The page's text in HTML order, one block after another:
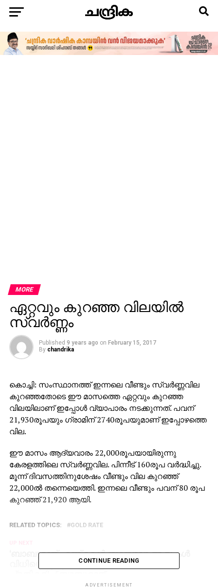
MORE
ഏറ്റവും കുറഞ്ഞ വിലയില്‍
സ്വര്‍ണ്ണം
Published 9 years ago on February 15, 2017
By chandrika
കൊച്ചി: സംസ്ഥാനത്ത് ഇന്നലെ വീണ്ടും സ്വര്‍ണ്ണവില
കുറഞ്ഞതോടെ ഈ മാസത്തെ ഏറ്റവും കുറഞ്ഞ
വിലയിലാണ് ഇപ്പോള്‍ വ്യാപാരം നടക്കുന്നത്. പവന്
21,930രൂപയും ഗ്രാമിന് 2740രൂപയുമാണ് ഇപ്പോഴത്തെ
വില.
ഈ മാസം ആദ്യവാരം 22,000രൂപയായിരുന്നു
കേരളത്തിലെ സ്വര്‍ണ്ണവില. പിന്നീട് 160രൂപ വര്‍ദ്ധിച്ചു.
മൂന്ന് ദിവസത്തിനുശേഷം വീണ്ടും വില കുറഞ്ഞ്
22,000ല്‍ തന്നെയെത്തി. ഇന്നലെ വീണ്ടും പവന് 80 രൂപ
കുറഞ്ഞ് 21,920 ആയി.
RELATED TOPICS: GOLD RATE
‘ബാബുരാജ് എന്ന് കേള്‍ക്കുമ്പോഴേ ആളുകള്‍
വിധിയെഴുതും’; വെട്ടേറ്റ സംഭവത്തില്‍
പ്രതികരിച്ച് ബാബുരാജ്
CONTINUE READING
ADVERTISEMENT